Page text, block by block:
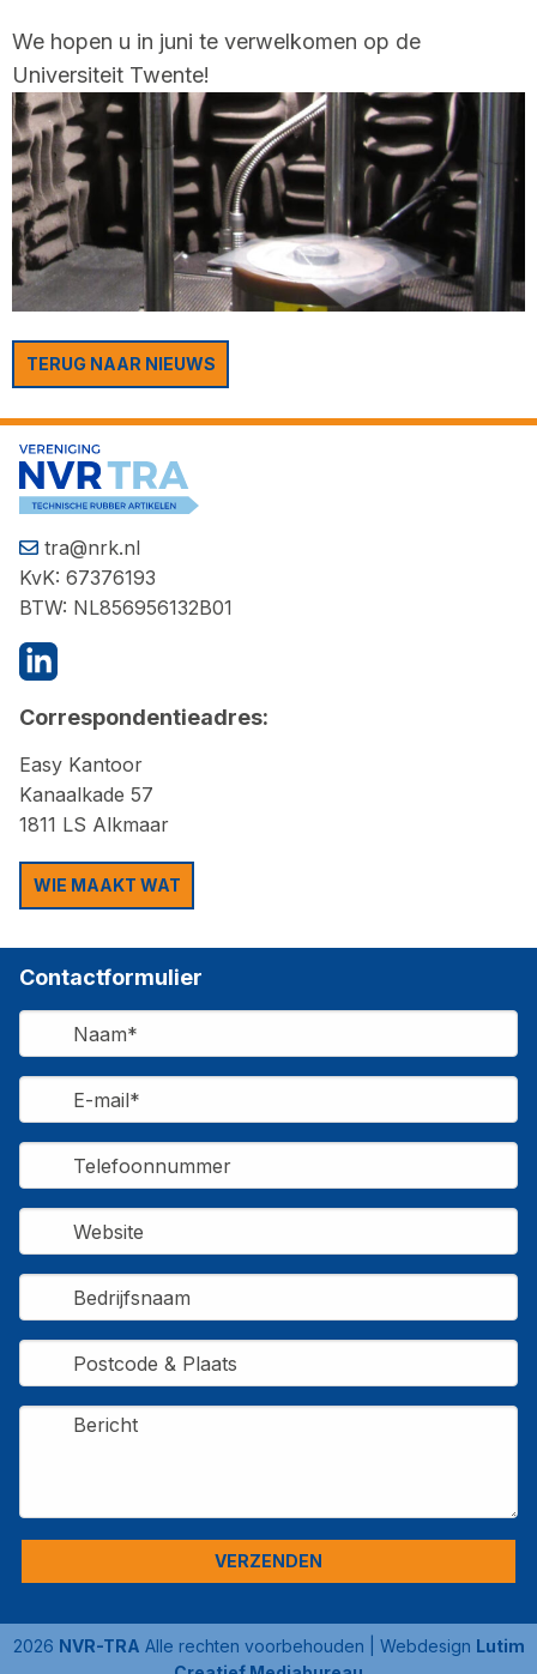
We hopen u in juni te verwelkomen op de
Universiteit Twente!
TERUG NAAR NIEUWS
tra@nrk.nl
KvK: 67376193
BTW: NL856956132B01
Correspondentieadres:
Easy Kantoor
Kanaalkade 57
1811 LS Alkmaar
WIE MAAKT WAT
Contactformulier
2026 NVR-TRA Alle rechten voorbehouden | Webdesign Lutim